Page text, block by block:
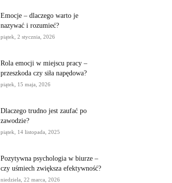
Emocje – dlaczego warto je
nazywać i rozumieć?
piątek, 2 stycznia, 2026
Rola emocji w miejscu pracy –
przeszkoda czy siła napędowa?
piątek, 15 maja, 2026
Dlaczego trudno jest zaufać po
zawodzie?
piątek, 14 listopada, 2025
Pozytywna psychologia w biurze –
czy uśmiech zwiększa efektywność?
niedziela, 22 marca, 2026